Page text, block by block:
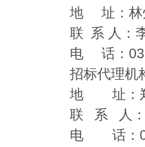
地 址：林
联 系 人：
电 话：
招标代理机构
地 址：郑州
联 系 人
电 话：